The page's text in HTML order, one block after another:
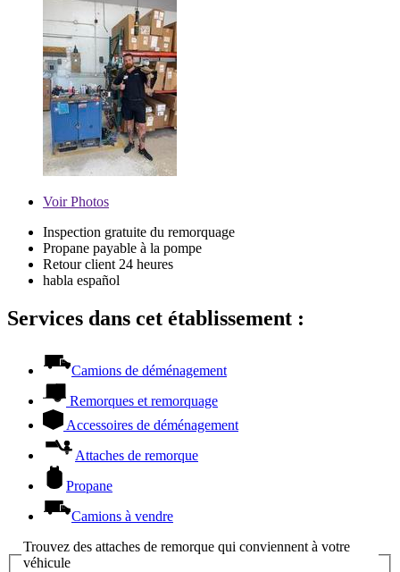
VoirPhotos
Inspection gratuite du remorquage
Propane payable à la pompe
Retour client 24 heures
habla español
Services dans cet établissement :
Camions de déménagement
Remorques et remorquage
Accessoires de déménagement
Attaches de remorque
Propane
Camions à vendre
Trouvez des attaches de remorque qui conviennent à votre
véhicule